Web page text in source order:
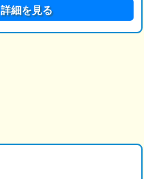
詳細を見る